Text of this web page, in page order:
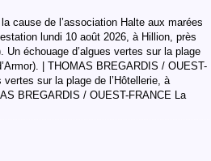
cause de l’association Halte aux marées
lundi 10 août 2026, à Hillion, près
Un échouage d’algues vertes sur la plage
| THOMAS BREGARDIS / OUEST-
vertes sur la plage de l’Hôtellerie, à
BREGARDIS / OUEST-FRANCE La